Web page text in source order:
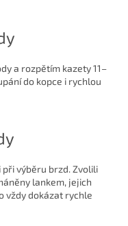
a rozpětím kazety 11–
do kopce i rychlou
při výběru brzd. Zvolili
lankem, jejich
vždy dokázat rychle